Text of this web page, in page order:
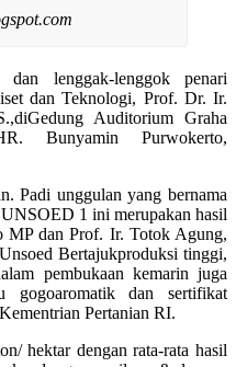
dan lenggak-lenggok penari
dan Teknologi, Prof. Dr. Ir.
Auditorium Graha
Bunyamin Purwokerto,
Padi unggulan yang bernama
1 ini merupakan hasil
MP dan Prof. Ir. Totok Agung,
Bertajukproduksi tinggi,
pembukaan kemarin juga
gogoaromatik dan sertifikat
Pertanian RI.
hektar dengan rata-rata hasil